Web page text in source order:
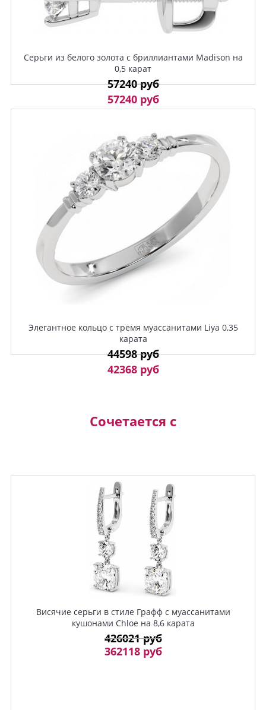
Серьги из белого золота с бриллиантами Madison на
0,5 карат
57240 руб
57240 руб
Элегантное кольцо с тремя муассанитами Liya 0,35
карата
44598 руб
42368 руб
Сочетается с
Висячие серьги в стиле Графф с муассанитами
кушонами Chloe на 8,6 карата
426021 руб
362118 руб